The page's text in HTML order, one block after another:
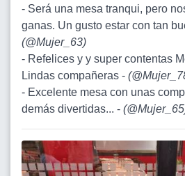
- Será una mesa tranqui, pero
ganas. Un gusto estar con tan
(@Mujer_63)
- Refelices y y super contentas
Lindas compañeras - (
- Excelente mesa con unas
demás divertidas... - (@Mujer_65